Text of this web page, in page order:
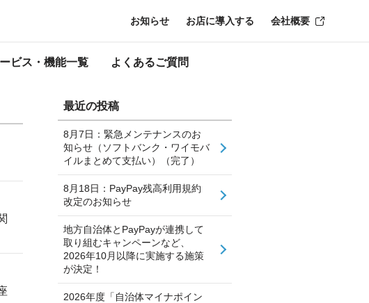
ビス・機能一覧 よくあるご質問
お知らせ お店に導入する 会社概要
最近の投稿
8月7日：緊急メンテナンスのお
知らせ（ソフトバンク・ワイモバ
イルまとめて支払い）（完了）
8月18日：PayPay残高利用規約
改定のお知らせ
地方自治体とPayPayが連携して
取り組むキャンペーンなど、
2026年10月以降に実施する施策
が決定！
2026年度「自治体マイナポイン